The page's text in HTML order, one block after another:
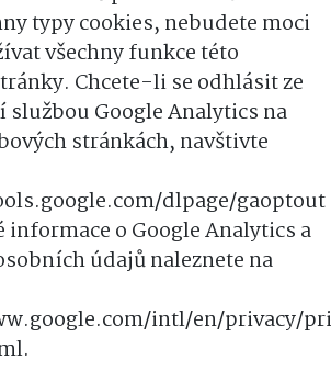
typy cookies, nebudete moci
všechny funkce této
Chcete-li se odhlásit ze
službou Google Analytics na
stránkách, navštivte
dlpage/gaoptout
informace o Google Analytics a
údajů naleznete na
intl/en/privacy/